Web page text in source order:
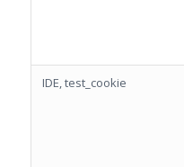
IDE, test_cookie